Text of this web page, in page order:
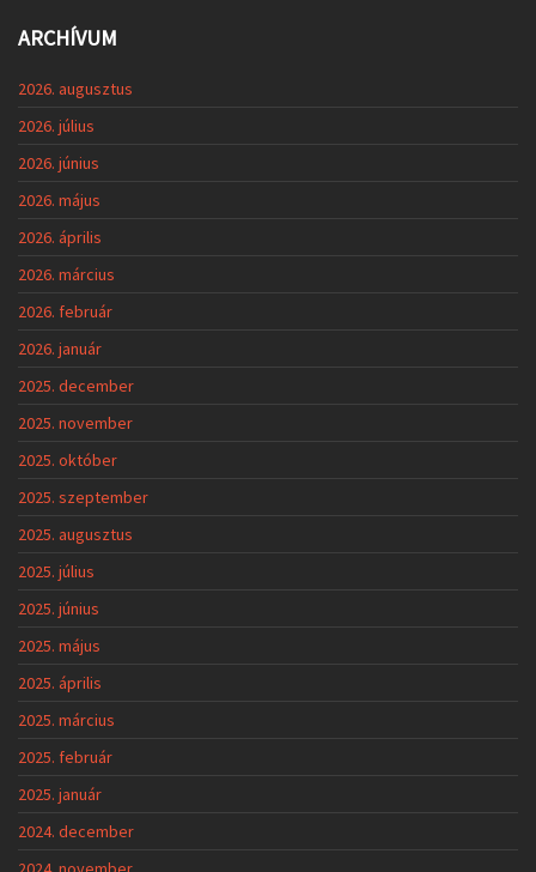
ARCHÍVUM
2026. augusztus
2026. július
2026. június
2026. május
2026. április
2026. március
2026. február
2026. január
2025. december
2025. november
2025. október
2025. szeptember
2025. augusztus
2025. július
2025. június
2025. május
2025. április
2025. március
2025. február
2025. január
2024. december